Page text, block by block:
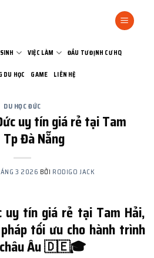
VIỆC LÀM ĐẦU TƯ ĐỊNH CƯ HQ
DU HỌC GAME LIÊN HỆ
DU HỌC ĐỨC
uy tín giá rẻ tại Tam
Tp Đà Nẵng
3 2026 BỞI RODIGO JACK
uy tín giá rẻ tại Tam Hải,
tối ưu cho hành trình
châu Âu 🇩🇪🎓